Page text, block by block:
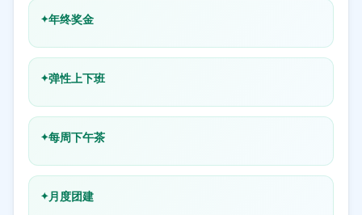
年终奖金
弹性上下班
每周下午茶
月度团建